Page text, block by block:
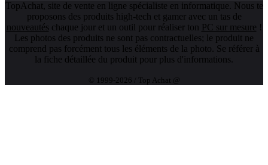
TopAchat, site de vente en ligne spécialiste en informatique. Nous te
proposons des produits high-tech et gamer avec un tas de
nouveautés chaque jour et un outil pour réaliser ton PC sur mesure !
Les photos des produits ne sont pas contractuelles; le produit ne
comprend pas forcément tous les éléments de la photo. Se référer à
la fiche détaillée du produit pour plus d'informations.
© 1999-2026 / Top Achat @